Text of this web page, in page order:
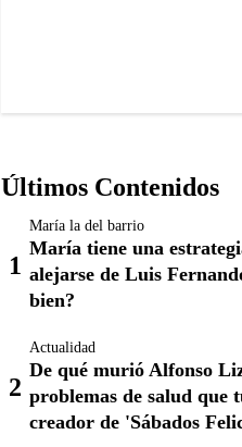
Últimos Contenidos
María la del barrio
María tiene una
alejarse de Luis
bien?
Actualidad
De qué murió Alfonso
problemas de salud que
creador de 'Sábados